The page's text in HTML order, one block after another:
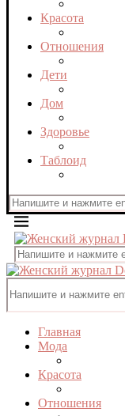
Красота
Отношения
Дети
Дом
Здоровье
Таблоид
Главная
Мода
Красота
Отношения